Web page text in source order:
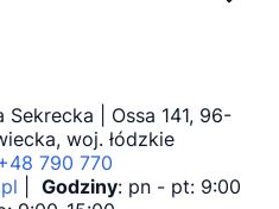
| Ossa 141, 96-
woj. łódzkie
790 770
Godziny: pn - pt: 9:00